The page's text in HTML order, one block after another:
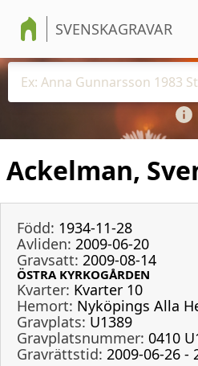
SVENSKAGRAVAR
Ackelman,
Född: 1934-11-28
Avliden: 2009-06-20
Gravsatt: 2009-08-14
ÖSTRA KYRKOGÅRDEN
Kvarter: Kvarter 10
Hemort: Nyköpings Alla
Gravplats: U1389
Gravplatsnummer: 0410
Gravrättstid: 2009-06-26 -